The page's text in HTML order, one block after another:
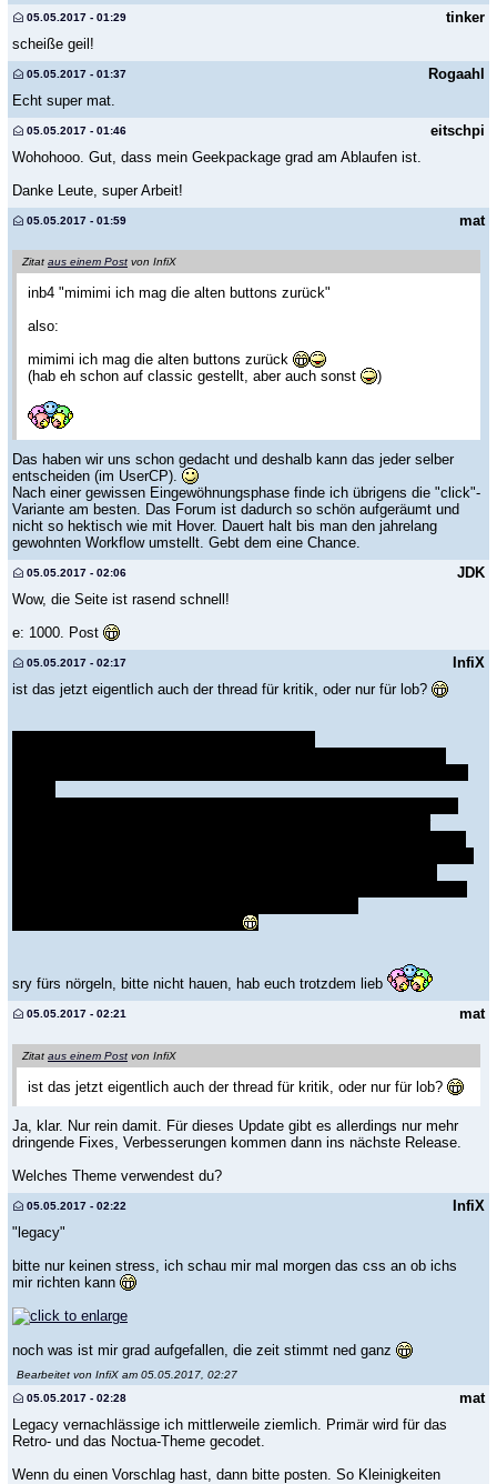
tinker
05.05.2017 - 01:29
scheiße geil!
Rogaahl
05.05.2017 - 01:37
Echt super mat.
eitschpi
05.05.2017 - 01:46
Wohohooo. Gut, dass mein Geekpackage grad am Ablaufen ist.
Danke Leute, super Arbeit!
mat
05.05.2017 - 01:59
Zitat aus einem Post von InfiX
inb4 "mimimi ich mag die alten buttons zurück"
also:
mimimi ich mag die alten buttons zurück
(hab eh schon auf classic gestellt, aber auch sonst
)
Das haben wir uns schon gedacht und deshalb kann das jeder selber
entscheiden (im UserCP).
Nach einer gewissen Eingewöhnungsphase finde ich übrigens die "click"-
Variante am besten. Das Forum ist dadurch so schön aufgeräumt und
nicht so hektisch wie mit Hover. Dauert halt bis man den jahrelang
gewohnten Workflow umstellt. Gebt dem eine Chance.
JDK
05.05.2017 - 02:06
Wow, die Seite ist rasend schnell!
e: 1000. Post
InfiX
05.05.2017 - 02:17
ist das jetzt eigentlich auch der thread für kritik, oder nur für lob?
sry fürs nörgeln, bitte nicht hauen, hab euch trotzdem lieb
mat
05.05.2017 - 02:21
Zitat aus einem Post von InfiX
ist das jetzt eigentlich auch der thread für kritik, oder nur für lob?
Ja, klar. Nur rein damit. Für dieses Update gibt es allerdings nur mehr
dringende Fixes, Verbesserungen kommen dann ins nächste Release.
Welches Theme verwendest du?
InfiX
05.05.2017 - 02:22
"legacy"
bitte nur keinen stress, ich schau mir mal morgen das css an ob ichs
mir richten kann
noch was ist mir grad aufgefallen, die zeit stimmt ned ganz
Bearbeitet von InfiX am 05.05.2017, 02:27
mat
05.05.2017 - 02:28
Legacy vernachlässige ich mittlerweile ziemlich. Primär wird für das
Retro- und das Noctua-Theme gecodet.
Wenn du einen Vorschlag hast, dann bitte posten. So Kleinigkeiten